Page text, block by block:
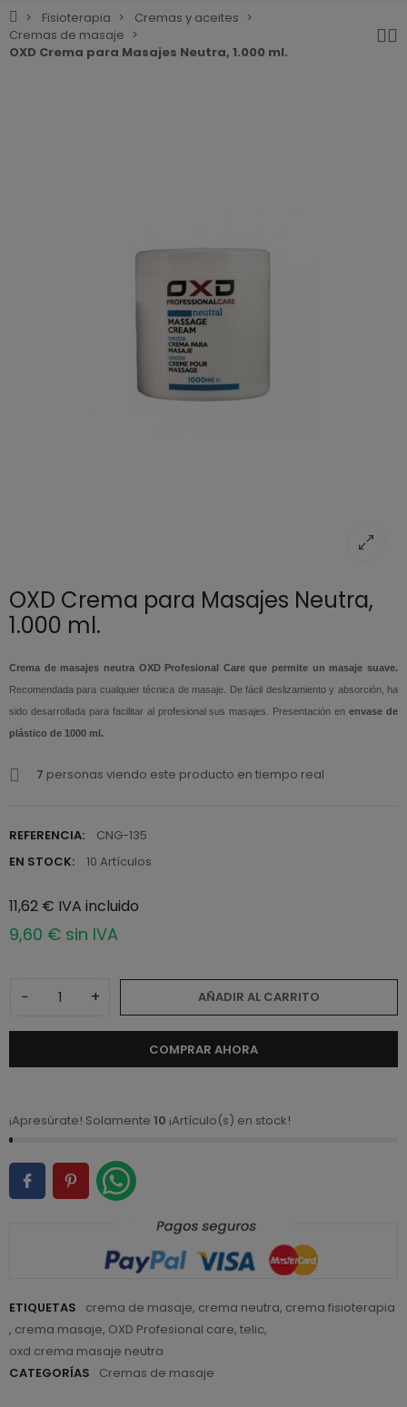
Fisioterapia
Cremas y aceites
Cremas de masaje
OXD Crema para Masajes Neutra, 1.000 ml.
OXD Crema para Masajes Neutra,
1.000 ml.
Crema de masajes neutra OXD Profesional Care que permite un masaje suave.
Recomendada para cualquier técnica de masaje. De fácil deslizamiento y absorción, ha
sido desarrollada para facilitar al profesional sus masajes. Presentación enenvase de
plástico de 1000 ml.
7 personas viendo este producto en tiempo real
REFERENCIA:
CNG-135
EN STOCK:
10 Artículos
11,62 € IVA incluido
9,60 € sin IVA
− + AÑADIR AL CARRITO
COMPRAR AHORA
¡Apresúrate! Solamente 10 ¡Artículo(s) en stock!
ETIQUETAS crema de masaje, crema neutra, crema fisioterapia
, crema masaje, OXD Profesional care, telic,
oxd crema masaje neutra
CATEGORÍAS
Cremas de masaje